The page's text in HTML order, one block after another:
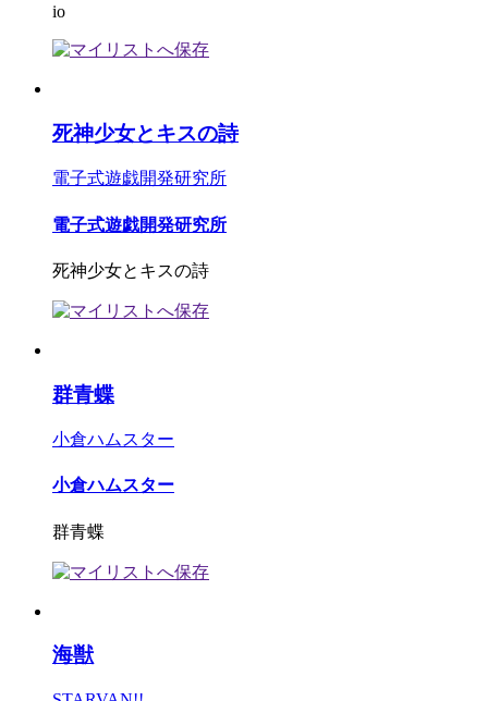
io
死神少女とキスの詩
電子式遊戯開発研究所
電子式遊戯開発研究所
死神少女とキスの詩
群青蝶
小倉ハムスター
小倉ハムスター
群青蝶
海獣